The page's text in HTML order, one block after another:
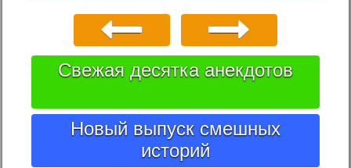
Свежая десятка анекдотов
Новый выпуск смешных
историй